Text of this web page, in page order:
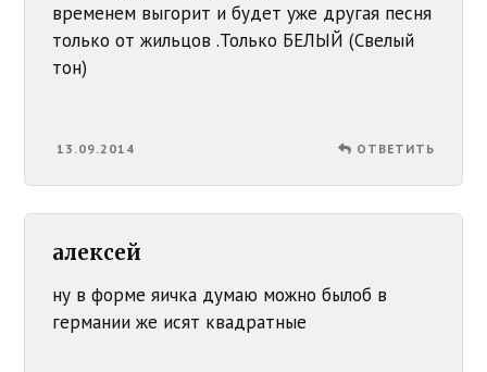
временем выгорит и будет уже другая песня
только от жильцов .Только БЕЛЫЙ (Свелый
тон)
13.09.2014 ОТВЕТИТЬ
алексей
ну в форме яичка думаю можно былоб в
германии же исят квадратные